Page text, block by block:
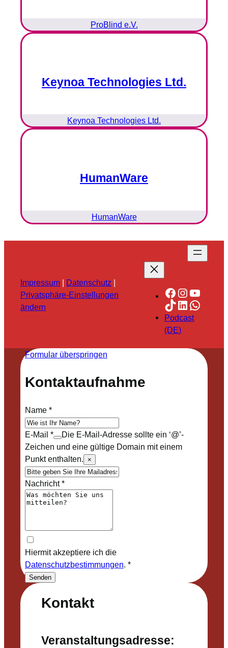
ProBlind e.V.
Keynoa Technologies Ltd.
Keynoa Technologies Ltd.
HumanWare
HumanWare
Impressum | Datenschutz |
Privatsphäre-Einstellungen
ändern
Facebook
TikTok
LinkedIn
Podcast
(DE)
Kontakt
Veranstaltungsadresse:
Formular überspringen
Kontaktaufnahme
Name*
E-Mail *
Die E-Mail-Adresse sollte ein ‘@’-
Zeichen und eine gültige Domain mit einem
Punkt enthalten.
×
Nachricht*
Hiermit akzeptiere ich die
Datenschutzbestimmungen. *
Senden